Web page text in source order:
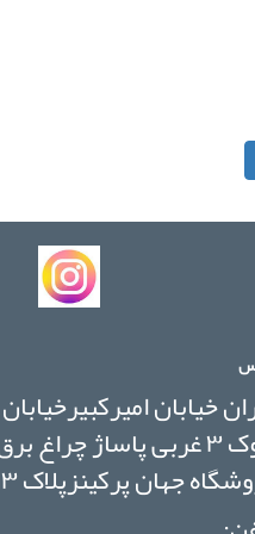
خیابان
بلوک ۳ غربی پاساژ
جهان پرکینزپلاک ۳۱۳